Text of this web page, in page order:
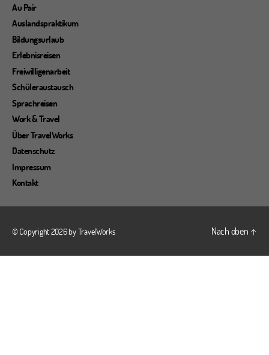
Au Pair
Auslandspraktikum
Bildungsurlaub
Erlebnisreisen
Freiwilligenarbeit
Schüleraustausch
Sprachreisen
Work & Travel
Über TravelWorks
Datenschutz
Impressum
Kontakt
© Copyright 2026 byTravelWorks Nach oben ↑